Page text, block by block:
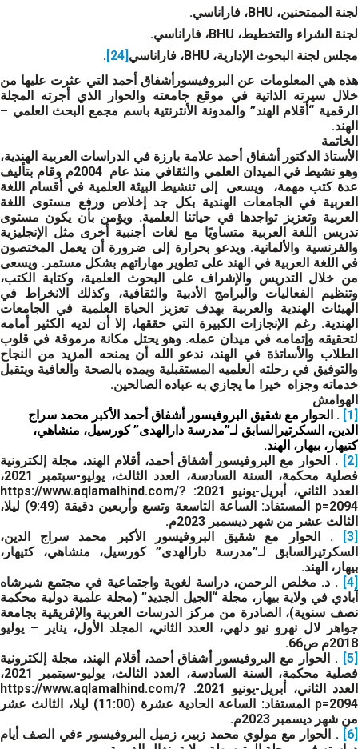
لجنة الممتحنين، BHU، فاراناسي.
لجنة الشراء والتخطيط، BHU، فاراناسي.
مجلس لجنة البحوث الإدارية، BHU، فاراناسي
.
هذه هي المعلومات عن البروفيسورأشفاق أحمد التي عثرت عليها من
خلال سيرته الذاتية في موقع جامعته والحوار الذي أجرته المجلة
الرقمية “أقلام الهند” والمدونة الأنترنتية باسم مجمع البحث العلمي –
الهند.
الخاتمة
الأستاذ الدكتور أشفاق أحمد علامة بارزة في الدراسات العربية الهندية،
وهو نشيط في الميدان العلمي والثقافي منذ عام 2004م وقام بتأليف
عدة كتب مهمة، ويسعى إلى تنشيط البيئة العلمية في أقسام اللغة
العربية في الجامعات الهندية بكل جد إخلاص ورفع مستوى اللغة
العربية وتعزيز تواجدها في حياتنا العلمية. ويؤمن بأن يكون مستوى
تدريس اللغة العربية متساويًا مع لغات أجنبية أخرى مثل الإنجليزية
والفرنسية والألمانية. ويدعو بحرارة إلى ضرورة أن يعمل المختصون
في اللغة العربية في الهند على تطوير مهاراتهم بشكل مستمر. ويسعى
من خلال التدريس والإشراف على البحوث العلمية، وكتابة الكتب،
وتنظيم الفعاليات والبرامج الأدبية والثقافية، وكذلك الانخراط في
الهيئات الهندية والعربية بهدف تعزيز الحياة العلمية في الجامعات
الهندية. رغم الإنجازات الكبيرة التي حققها، إلا أن لديه الكثير أمامه
لتحقيقه وإتمامه في ميدان عمله. وهو يحتل مكانة مرموقة في قلوب
الطلاب والأساتذة في الهند، ندعو الله أن يمنحه المزيد من النجاح
والتوفيق في رحلته العلميه المستقبلية ويمده بالصحة والعافية ويتقبل
خدماته وجزاه خيرا ما يجازي به عباده الصالحين.
الهوامش
. الحوار مع شقيق البروفيسور أشفاق أحمد الأكبر محمد سراج
الدين، السكرتيرالسابق لـ”مدرسة دارالهدى” كورسيل، منشاهي،
كتيهار، بيهار، الهند.
. الحوار مع البروفيسور أشفاق أحمد، أقلام الهند، مجلة إلكترونية
فصلية محكمة، السنة السادسة، العدد الثالث، يوليو-سبتمبر 2021،
العدد الثاني، أبريل-يونيو 2021: https://www.aqlamalhind.com/?
p=2094 المستفاد: الساعة التاسعة وتسع وأربعين دقيقة (9:49) ليلا،
الثالث عشر من شهر ديسمبر 2023م.
. الحوار مع شقيق البروفيسور الأكبر محمد سراج الدين،
السكرتيرالسابق لـ”مدرسة دارالهدى” كورسيل، منشاهي، كتيهار،
بيهار، الهند.
. د. مخلص الرحمن، دراسة لغوية واجتماعية في مجتمع شيرشاه
آبادي في ولاية بيهار، مجلة “الجيل الجديد” (مجلة علمية دولية محكمة
نصف سنوية)، الصادرة من مركز الدرسات العربية والإفريقية بجامعة
جواهر لال نهرو نيو دلهي، العدد الثاني، المجلد الأول، يناير – يوليو
2018م ص66.
. الحوار مع البروفيسور أشفاق أحمد، أقلام الهند، مجلة إلكترونية
فصلية محكمة، السنة السادسة، العدد الثالث، يوليو-سبتمبر 2021،
العدد الثاني، أبريل-يونيو 2021. https://www.aqlamalhind.com/?
p=2094 المستفاد: الساعة الحادية عشرة (11:00) ليلا، الثالث عشر
من شهر ديسمبر 2023م.
. الحوار مع مولوي محمد زبير، زميل البروفيسور ءفي الصف أيام